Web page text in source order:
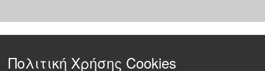
Πολιτική Χρήσης Cookies